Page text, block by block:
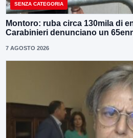
SENZA CATEGORIA
Montoro: ruba circa 130mila di
Carabinieri denunciano un
7 AGOSTO 2026